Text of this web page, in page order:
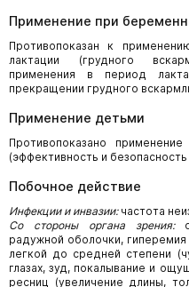
Применение при
Противопоказан к
лактации (грудного
применения в период
прекращении грудного
Применение детьми
Противопоказано
(эффективность и
Побочное действие
Инфекции и инвазии:частота
Со стороны органа зрения:
радужной оболочки,
легкой до средней степени
глазах, зуд, покалывание и
ресниц (увеличение длины,